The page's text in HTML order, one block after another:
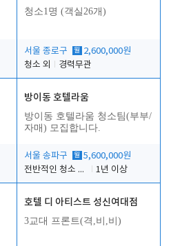
청소1명 (객실26개)
서울 종로구 월 2,600,000원
청소 외
경력무관
방이동 호텔라움
방이동 호텔라움 청소팀(부부/
자매) 모집합니다.
서울 송파구 월 5,600,000원
전반적인 청소 업무(객실청소.객실정리)
1년 이상
호텔 디 아티스트 성신여대점
3교대 프론트(격,비,비)